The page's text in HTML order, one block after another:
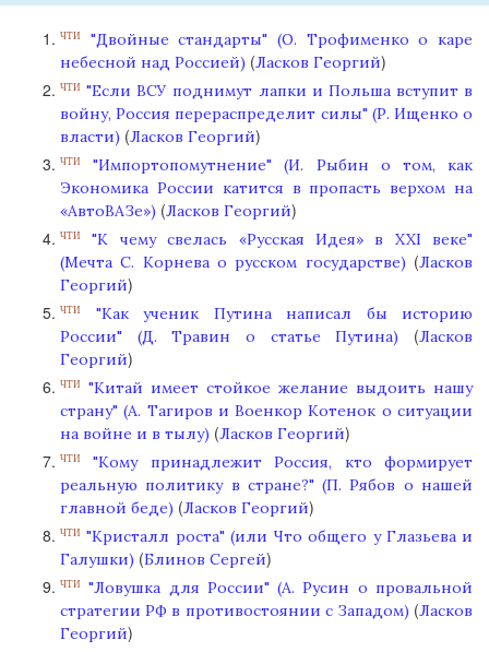
ЧТИ
"Двойные стандарты" (О. Трофименко о каре
небесной над Россией) (Ласков Георгий)
ЧТИ
"Если ВСУ поднимут лапки и Польша вступит в
войну, Россия перераспределит силы" (Р. Ищенко о
власти) (Ласков Георгий)
ЧТИ
"Импортопомутнение" (И. Рыбин о том, как
Экономика России катится в пропасть верхом на
«АвтоВАЗе») (Ласков Георгий)
ЧТИ
"К чему свелась «Русская Идея» в XXI веке"
(Мечта С. Корнева о русском государстве) (Ласков
Георгий)
ЧТИ
"Как ученик Путина написал бы историю
России" (Д. Травин о статье Путина)
(Ласков
Георгий)
ЧТИ
"Китай имеет стойкое желание выдоить нашу
страну" (А. Тагиров и Военкор Котенок о ситуации
на войне и в тылу) (Ласков Георгий)
ЧТИ
"Кому принадлежит Россия, кто формирует
реальную политику в стране?" (П. Рябов о нашей
главной беде) (Ласков Георгий)
ЧТИ
"Кристалл роста" (или Что общего у Глазьева и
Галушки) (Блинов Сергей)
ЧТИ
"Ловушка для России" (А. Русин о провальной
стратегии РФ в противостоянии с Западом) (Ласков
Георгий)